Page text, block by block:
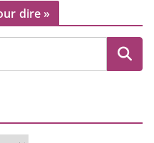
dire »